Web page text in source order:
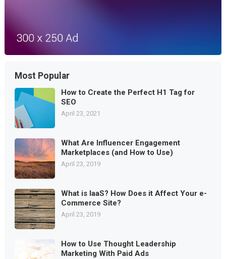
Most Popular
How to Create the Perfect H1 Tag for
SEO
April 23, 2021
What Are Influencer Engagement
Marketplaces (and How to Use)
April 23, 2019
What is IaaS? How Does it Affect Your e-
Commerce Site?
April 23, 2019
How to Use Thought Leadership
Marketing With Paid Ads